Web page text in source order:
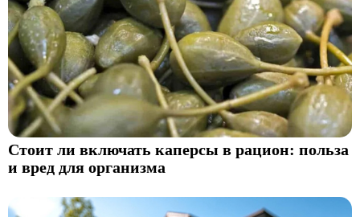
Стоит ли включать каперсы в рацион: польза
и вред для организма